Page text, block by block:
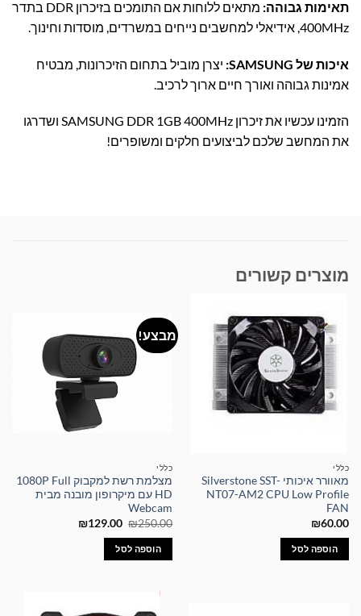
תאימות גבוהה:
מתאים ללוחות אם התומכים בזיכרון DDR בתדר
400MHz, אידיאלי למחשבים נייחים במשרדים, מוסדות וחינוך.
איכות של SAMSUNG:
יצרן מוביל בתחום הזיכרונות, מבטיח
אמינות גבוהה ואורך חיים ארוך לרכיב.
הזמינו עכשיו את זיכרון SAMSUNG DDR 1GB 400MHz ושדרגו
את המחשב שלכם לביצועים חלקים ומשופרים!
מוצרים קשורים
כללי
מאוורר איכותי Silverstone SST-
NT07-AM2 CPU Low Profile
FAN
₪60.00
הוספה לסל
מבצע!
כללי
מצלמת רשת למקבוק 1080P Full
HD עם מיקרופון מובנה מבית
Webcam
₪250.00
המחיר
היה:
₪250.00.
₪129.00
המחיר
הוספה לסל